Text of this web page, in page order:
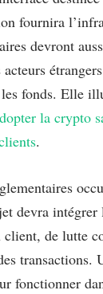
fournira
devront
fonds. Elle
la crypto
.
devra intégrer
client, de lutte
transactions.
fonctionner